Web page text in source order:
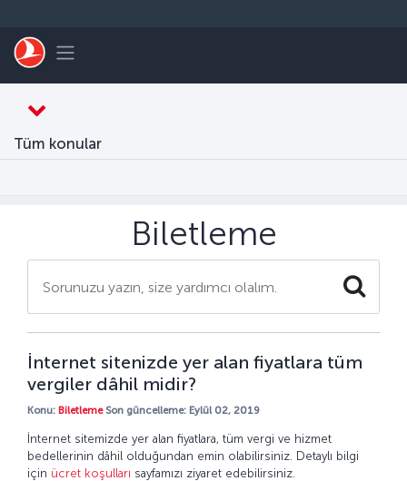
Toggle navigation
Tüm konular
Biletleme
Search
İnternet sitenizde yer alan fiyatlara tüm
vergiler dâhil midir?
Konu: BiletlemeSon güncelleme: Eylül 02, 2019
İnternet sitemizde yer alan fiyatlara, tüm vergi ve hizmet
bedellerinin dâhil olduğundan emin olabilirsiniz. Detaylı bilgi
için ücret koşulları sayfamızı ziyaret edebilirsiniz.